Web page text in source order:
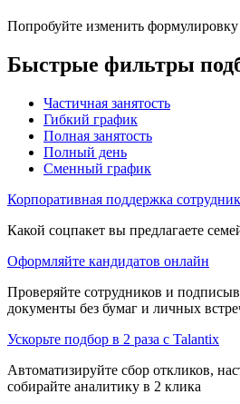
Попробуйте изменить
Быстрые фильтры
Частичная занятость
Гибкий график
Полная занятость
Полный день
Сменный график
Корпоративная поддержка
Какой соцпакет вы предлагаете
Оформляйте кандидатов онлайн
Проверяйте сотрудников и
документы без бумаг и личных
Ускорьте подбор в 2 раза с Talantix
Автоматизируйте сбор откликов,
собирайте аналитику в 2 клика